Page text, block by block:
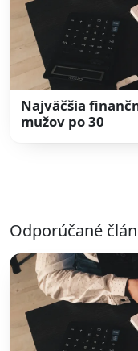
Najväčšia
mužov po 30
Odporúčané